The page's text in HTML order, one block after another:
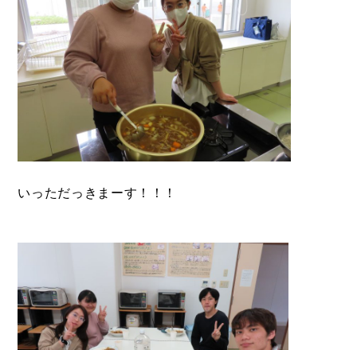
いっただっきまーす！！！